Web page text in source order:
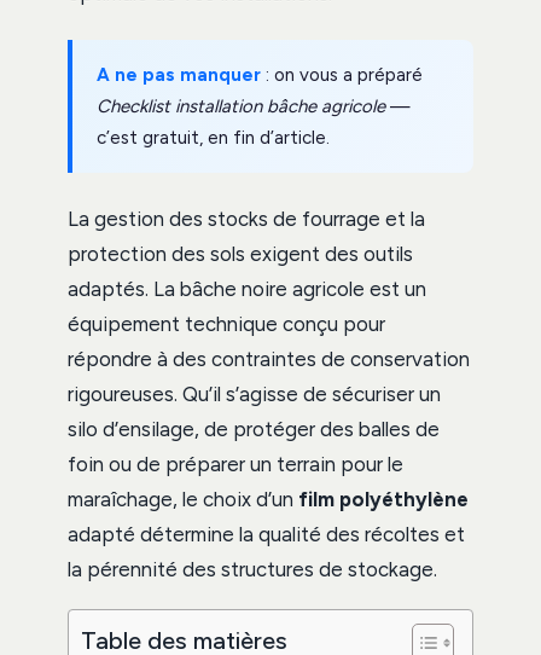
A ne pas manquer : on vous a préparé
Checklist installation bâche agricole—
c’est gratuit, en fin d’article.
La gestion des stocks de fourrage et la
protection des sols exigent des outils
adaptés. La bâche noire agricole est un
équipement technique conçu pour
répondre à des contraintes de conservation
rigoureuses. Qu’il s’agisse de sécuriser un
silo d’ensilage, de protéger des balles de
foin ou de préparer un terrain pour le
maraîchage, le choix d’un film polyéthylène
adapté détermine la qualité des récoltes et
la pérennité des structures de stockage.
Table des matières